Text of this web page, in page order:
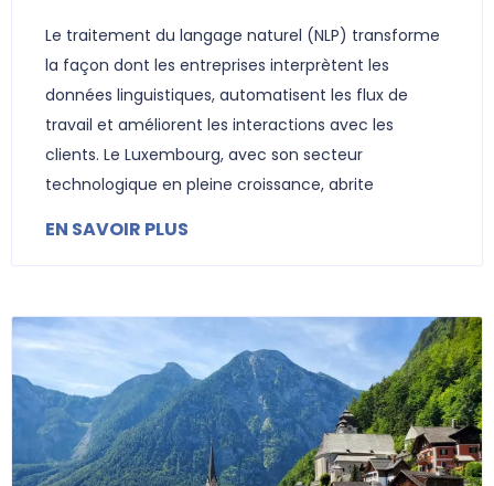
Le traitement du langage naturel (NLP) transforme
la façon dont les entreprises interprètent les
données linguistiques, automatisent les flux de
travail et améliorent les interactions avec les
clients. Le Luxembourg, avec son secteur
technologique en pleine croissance, abrite
EN SAVOIR PLUS